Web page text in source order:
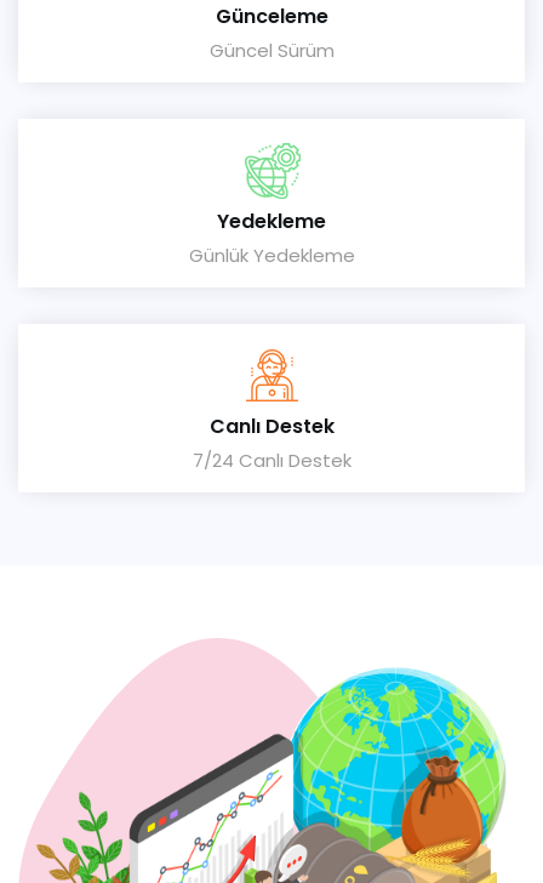
Günceleme
Güncel Sürüm
Yedekleme
Günlük Yedekleme
Canlı Destek
7/24 Canlı Destek